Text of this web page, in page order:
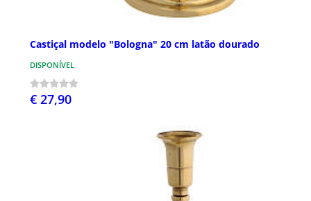
Castiçal modelo "Bologna" 20 cm latão dourado
DISPONÍVEL
€ 27,90